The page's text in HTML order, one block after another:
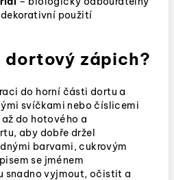
použití
dortový zápich?
do horní části dortu a
svíčkami nebo číslicemi
do hotového a
aby dobře držel
barvami, cukrovým
se jménem
snadno vyjmout, očistit a